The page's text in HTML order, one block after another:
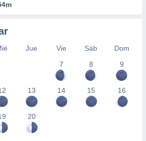
Jue Vie Sáb
Dom
7
8 9
13 14 15 16
20